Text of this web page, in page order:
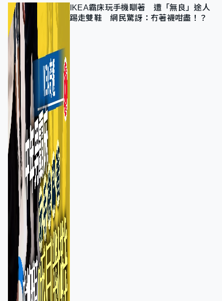
IKEA霸床玩手機瞓著 遭「無良」途人
踢走雙鞋 網民驚訝：冇著襪咁盡！？